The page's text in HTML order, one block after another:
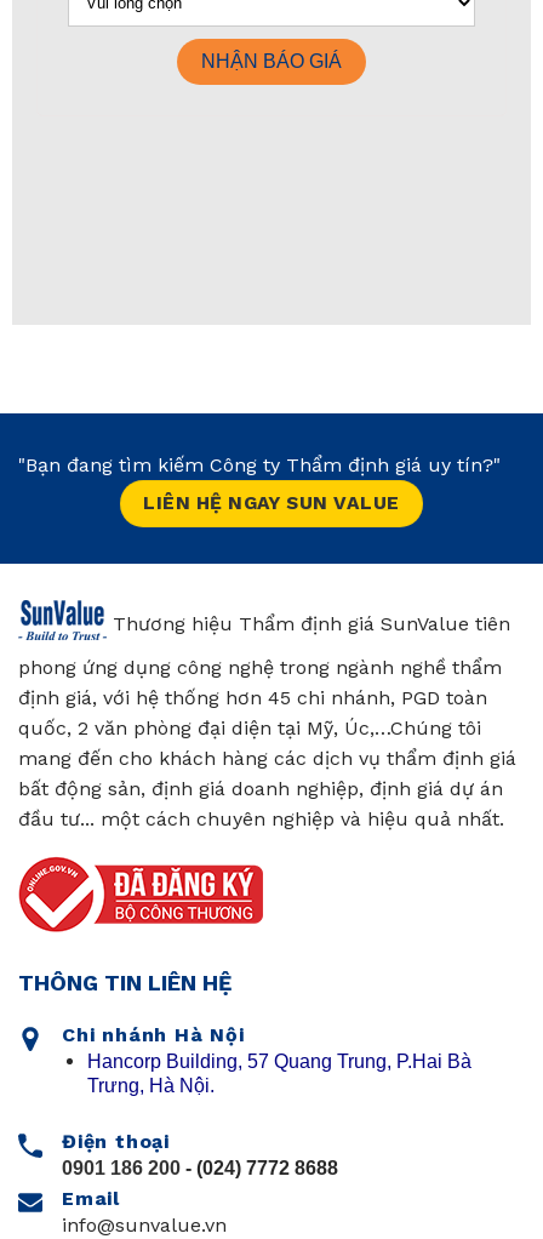
"Bạn đang tìm kiếm Công ty Thẩm định giá uy tín?"
LIÊN HỆ NGAY SUN VALUE
Thương hiệu Thẩm định giá SunValue tiên
phong ứng dụng công nghệ trong ngành nghề thẩm
định giá, với hệ thống hơn 45 chi nhánh, PGD toàn
quốc, 2 văn phòng đại diện tại Mỹ, Úc,…Chúng tôi
mang đến cho khách hàng các dịch vụ thẩm định giá
bất động sản, định giá doanh nghiệp, định giá dự án
đầu tư... một cách chuyên nghiệp và hiệu quả nhất.
THÔNG TIN LIÊN HỆ
Chi nhánh Hà Nội
Hancorp Building, 57 Quang Trung, P.Hai Bà
Trưng, Hà Nội.
Điện thoại
0901 186 200 - (024) 7772 8688
Email
info@sunvalue.vn